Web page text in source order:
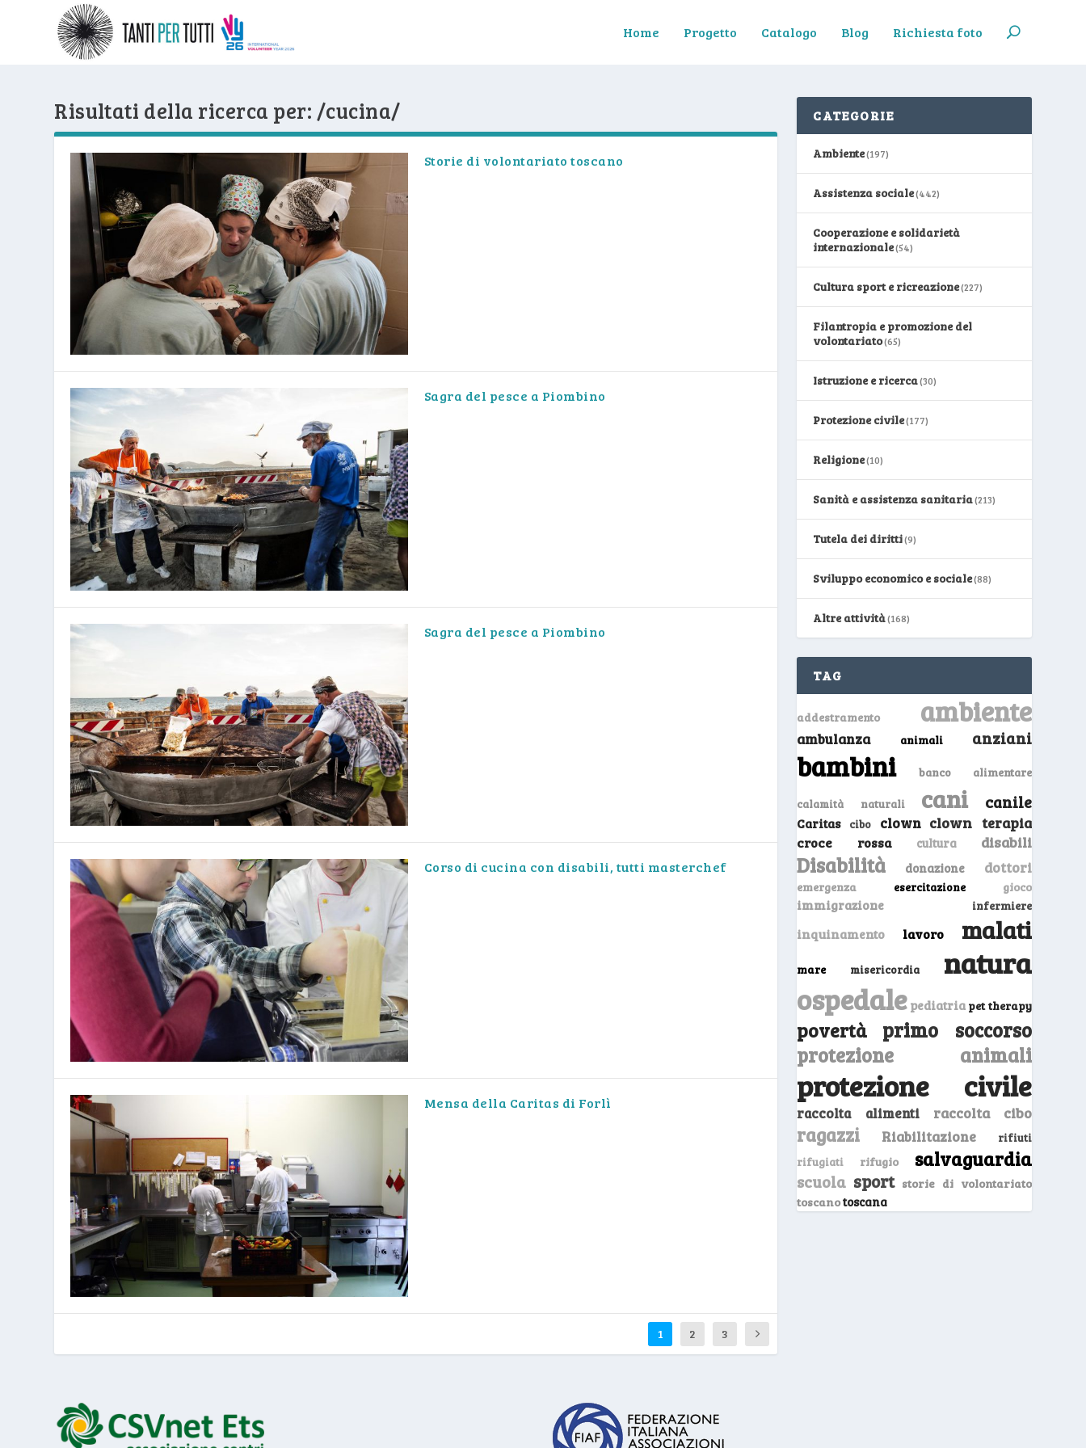
Home Progetto Catalogo Blog Richiesta foto
Risultati della ricerca per: /cucina/
Storie di volontariato toscano
Sagra del pesce a Piombino
Sagra del pesce a Piombino
Corso di cucina con disabili, tutti masterchef
Mensa della Caritas di Forlì
1 2 3
CATEGORIE
Ambiente(197)
Assistenza sociale(442)
Cooperazione e solidarietà
internazionale(54)
Cultura sport e ricreazione(227)
Filantropia e promozione del
volontariato(65)
Istruzione e ricerca(30)
Protezione civile(177)
Religione(10)
Sanità e assistenza sanitaria(213)
Tutela dei diritti(9)
Sviluppo economico e sociale(88)
Altre attività(168)
TAG
addestramento ambiente
ambulanza animali anziani
bambini banco alimentare
calamità naturali cani canile
Caritas cibo clown clown terapia
croce rossa cultura disabili
Disabilità donazione dottori
emergenza esercitazione gioco
immigrazione infermiere
inquinamento lavoro malati
mare misericordia natura
ospedale pediatria pet therapy
povertà
primo soccorso
protezione animali
protezione civile
raccolta alimenti raccolta cibo
ragazzi Riabilitazione
rifiuti
rifugiati
rifugio salvaguardia
scuola sport storie di volontariato
toscanotoscana